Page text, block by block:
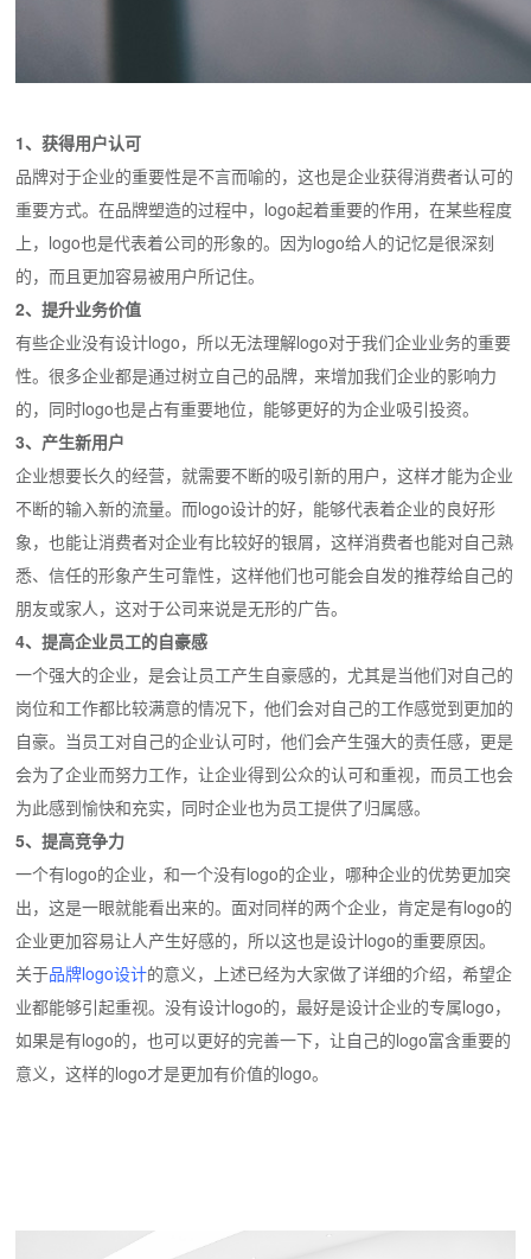
1、获得用户认可
品牌对于企业的重要性是不言而喻的，这也是企业获得消费者认可的
重要方式。在品牌塑造的过程中，logo起着重要的作用，在某些程度
上，logo也是代表着公司的形象的。因为logo给人的记忆是很深刻
的，而且更加容易被用户所记住。
2、提升业务价值
有些企业没有设计logo，所以无法理解logo对于我们企业业务的重要
性。很多企业都是通过树立自己的品牌，来增加我们企业的影响力
的，同时logo也是占有重要地位，能够更好的为企业吸引投资。
3、产生新用户
企业想要长久的经营，就需要不断的吸引新的用户，这样才能为企业
不断的输入新的流量。而logo设计的好，能够代表着企业的良好形
象，也能让消费者对企业有比较好的银屑，这样消费者也能对自己熟
悉、信任的形象产生可靠性，这样他们也可能会自发的推荐给自己的
朋友或家人，这对于公司来说是无形的广告。
4、提高企业员工的自豪感
一个强大的企业，是会让员工产生自豪感的，尤其是当他们对自己的
岗位和工作都比较满意的情况下，他们会对自己的工作感觉到更加的
自豪。当员工对自己的企业认可时，他们会产生强大的责任感，更是
会为了企业而努力工作，让企业得到公众的认可和重视，而员工也会
为此感到愉快和充实，同时企业也为员工提供了归属感。
5、提高竞争力
一个有logo的企业，和一个没有logo的企业，哪种企业的优势更加突
出，这是一眼就能看出来的。面对同样的两个企业，肯定是有logo的
企业更加容易让人产生好感的，所以这也是设计logo的重要原因。
关于品牌logo设计的意义，上述已经为大家做了详细的介绍，希望企
业都能够引起重视。没有设计logo的，最好是设计企业的专属logo，
如果是有logo的，也可以更好的完善一下，让自己的logo富含重要的
意义，这样的logo才是更加有价值的logo。